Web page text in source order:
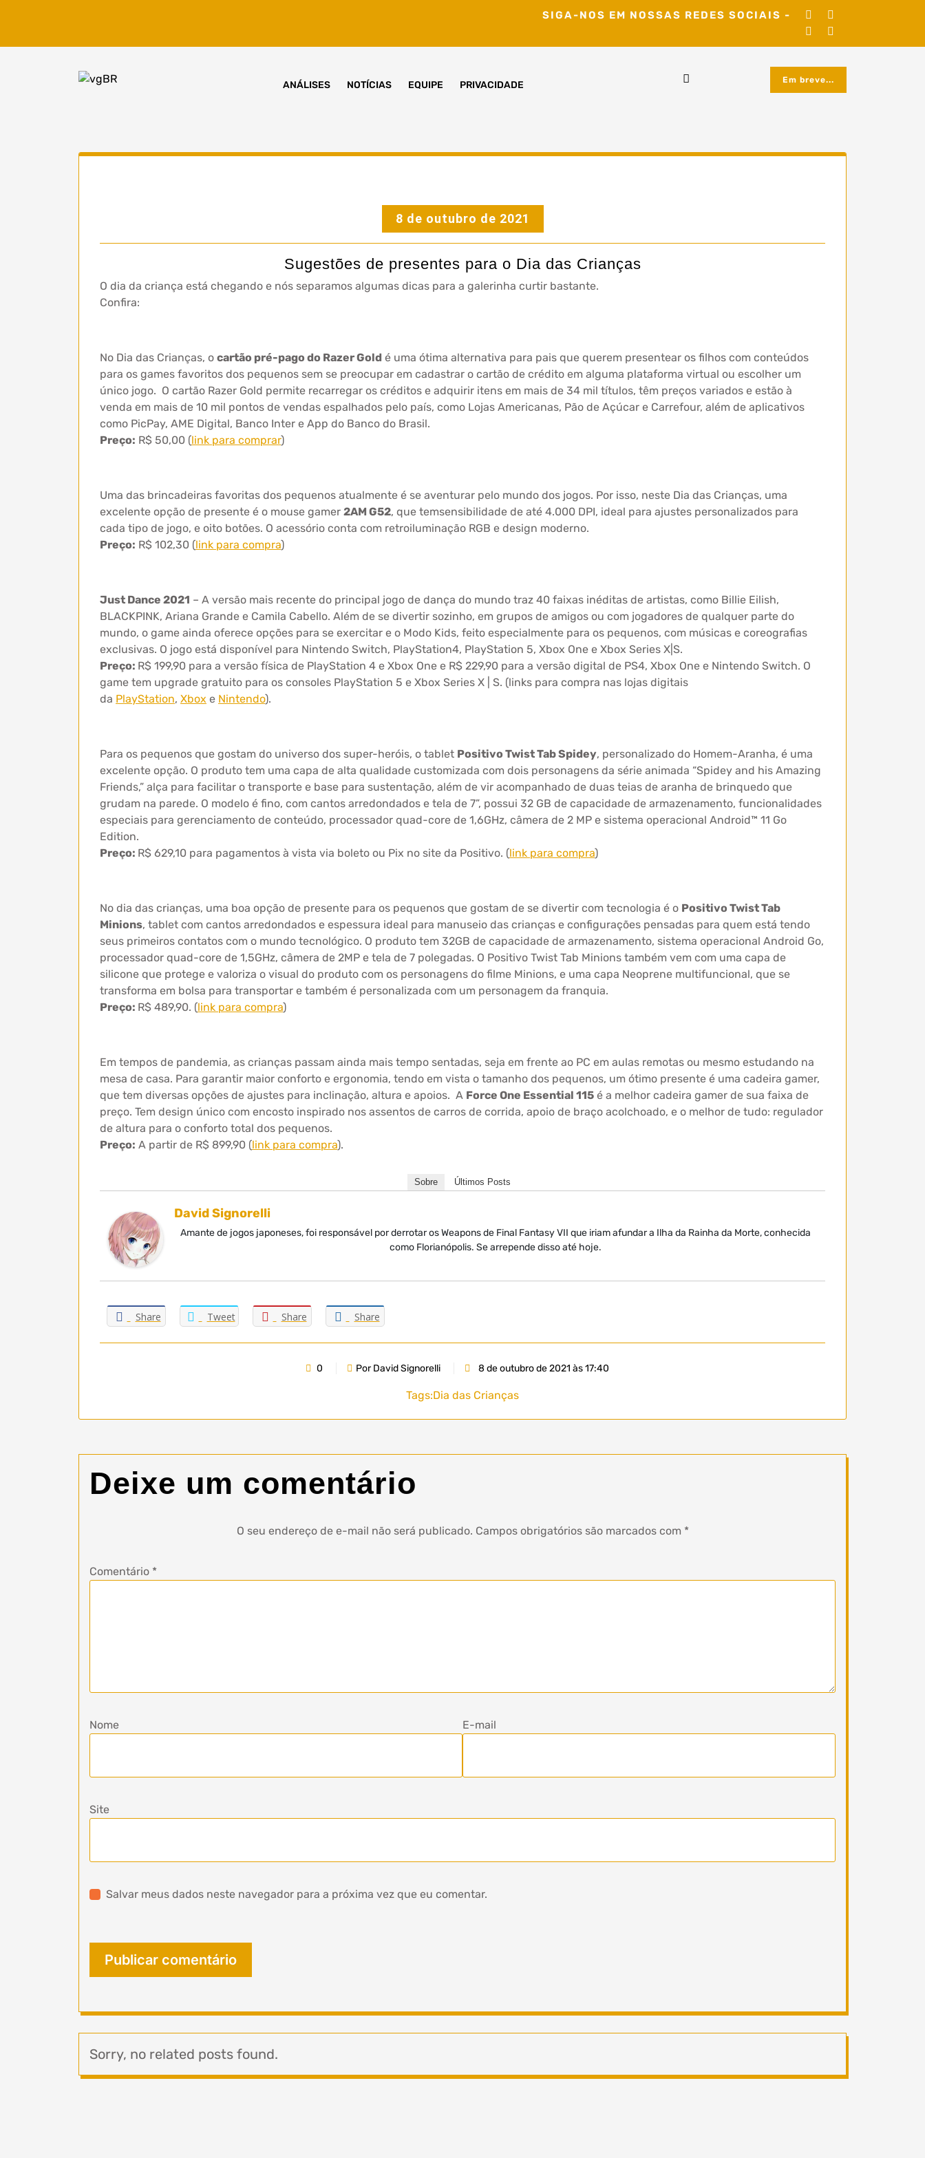
SIGA-NOS EM NOSSAS REDES SOCIAIS -
ANÁLISES NOTÍCIAS EQUIPE PRIVACIDADE Em breve...
8 de outubro de 2021
Sugestões de presentes para o Dia das Crianças
O dia da criança está chegando e nós separamos algumas dicas para a galerinha curtir bastante.
Confira:
No Dia das Crianças, o cartão pré-pago do Razer Gold é uma ótima alternativa para pais que querem presentear os filhos com conteúdos
para os games favoritos dos pequenos sem se preocupar em cadastrar o cartão de crédito em alguma plataforma virtual ou escolher um
único jogo. O cartão Razer Gold permite recarregar os créditos e adquirir itens em mais de 34 mil títulos, têm preços variados e estão à
venda em mais de 10 mil pontos de vendas espalhados pelo país, como Lojas Americanas, Pão de Açúcar e Carrefour, além de aplicativos
como PicPay, AME Digital, Banco Inter e App do Banco do Brasil.
Preço: R$ 50,00 (link para comprar)
Uma das brincadeiras favoritas dos pequenos atualmente é se aventurar pelo mundo dos jogos. Por isso, neste Dia das Crianças, uma
excelente opção de presente é o mouse gamer 2AM G52, que temsensibilidade de até 4.000 DPI, ideal para ajustes personalizados para
cada tipo de jogo, e oito botões. O acessório conta com retroiluminação RGB e design moderno.
Preço: R$ 102,30 (link para compra)
Just Dance 2021 – A versão mais recente do principal jogo de dança do mundo traz 40 faixas inéditas de artistas, como Billie Eilish,
BLACKPINK, Ariana Grande e Camila Cabello. Além de se divertir sozinho, em grupos de amigos ou com jogadores de qualquer parte do
mundo, o game ainda oferece opções para se exercitar e o Modo Kids, feito especialmente para os pequenos, com músicas e coreografias
exclusivas. O jogo está disponível para Nintendo Switch, PlayStation4, PlayStation 5, Xbox One e Xbox Series X|S.
Preço: R$ 199,90 para a versão física de PlayStation 4 e Xbox One e R$ 229,90 para a versão digital de PS4, Xbox One e Nintendo Switch. O
game tem upgrade gratuito para os consoles PlayStation 5 e Xbox Series X | S. (links para compra nas lojas digitais
da PlayStation, Xbox e Nintendo).
Para os pequenos que gostam do universo dos super-heróis, o tablet Positivo Twist Tab Spidey, personalizado do Homem-Aranha, é uma
excelente opção. O produto tem uma capa de alta qualidade customizada com dois personagens da série animada “Spidey and his Amazing
Friends,” alça para facilitar o transporte e base para sustentação, além de vir acompanhado de duas teias de aranha de brinquedo que
grudam na parede. O modelo é fino, com cantos arredondados e tela de 7”, possui 32 GB de capacidade de armazenamento, funcionalidades
especiais para gerenciamento de conteúdo, processador quad-core de 1,6GHz, câmera de 2 MP e sistema operacional Android™ 11 Go
Edition.
Preço: R$ 629,10 para pagamentos à vista via boleto ou Pix no site da Positivo. (link para compra)
No dia das crianças, uma boa opção de presente para os pequenos que gostam de se divertir com tecnologia é o Positivo Twist Tab
Minions, tablet com cantos arredondados e espessura ideal para manuseio das crianças e configurações pensadas para quem está tendo
seus primeiros contatos com o mundo tecnológico. O produto tem 32GB de capacidade de armazenamento, sistema operacional Android Go,
processador quad-core de 1,5GHz, câmera de 2MP e tela de 7 polegadas. O Positivo Twist Tab Minions também vem com uma capa de
silicone que protege e valoriza o visual do produto com os personagens do filme Minions, e uma capa Neoprene multifuncional, que se
transforma em bolsa para transportar e também é personalizada com um personagem da franquia.
Preço: R$ 489,90. (link para compra)
Em tempos de pandemia, as crianças passam ainda mais tempo sentadas, seja em frente ao PC em aulas remotas ou mesmo estudando na
mesa de casa. Para garantir maior conforto e ergonomia, tendo em vista o tamanho dos pequenos, um ótimo presente é uma cadeira gamer,
que tem diversas opções de ajustes para inclinação, altura e apoios. A Force One Essential 115 é a melhor cadeira gamer de sua faixa de
preço. Tem design único com encosto inspirado nos assentos de carros de corrida, apoio de braço acolchoado, e o melhor de tudo: regulador
de altura para o conforto total dos pequenos.
Preço: A partir de R$ 899,90 (link para compra).
Sobre Últimos Posts
David Signorelli
Amante de jogos japoneses, foi responsável por derrotar os Weapons de Final Fantasy VII que iriam afundar a Ilha da Rainha da Morte, conhecida
como Florianópolis. Se arrepende disso até hoje.
Share Tweet Share Share
0 Por David Signorelli 8 de outubro de 2021 às 17:40
Tags:Dia das Crianças
Deixe um comentário
O seu endereço de e-mail não será publicado. Campos obrigatórios são marcados com *
Comentário *
Nome E-mail
Site
Salvar meus dados neste navegador para a próxima vez que eu comentar.
Sorry, no related posts found.